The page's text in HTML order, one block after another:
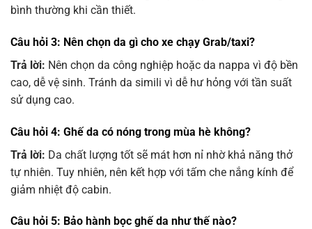
bình thường khi cần thiết.
Câu hỏi 3: Nên chọn da gì cho xe chạy Grab/taxi?
Trả lời: Nên chọn da công nghiệp hoặc da nappa vì độ bền
cao, dễ vệ sinh. Tránh da simili vì dễ hư hỏng với tần suất
sử dụng cao.
Câu hỏi 4: Ghế da có nóng trong mùa hè không?
Trả lời: Da chất lượng tốt sẽ mát hơn nỉ nhờ khả năng thở
tự nhiên. Tuy nhiên, nên kết hợp với tấm che nắng kính để
giảm nhiệt độ cabin.
Câu hỏi 5: Bảo hành bọc ghế da như thế nào?